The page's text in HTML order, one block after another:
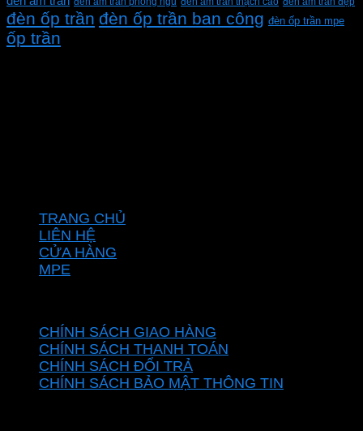
đèn ốp trần đèn ốp trần ban công đèn ốp trần mpe
ốp trần
TRANG CHỦ
LIÊN HỆ
CỬA HÀNG
MPE
CHÍNH SÁCH GIAO HÀNG
CHÍNH SÁCH THANH TOÁN
CHÍNH SÁCH ĐỔI TRẢ
CHÍNH SÁCH BẢO MẬT THÔNG TIN